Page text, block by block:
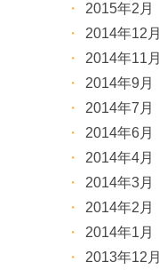
2015年2月
2014年12月
2014年11月
2014年9月
2014年7月
2014年6月
2014年4月
2014年3月
2014年2月
2014年1月
2013年12月